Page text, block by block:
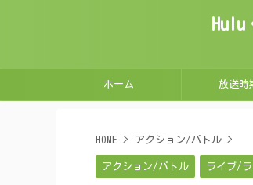
Hulu
ホーム 放送時
HOME > アクション/バトル >
アクション/バトル ライブ/